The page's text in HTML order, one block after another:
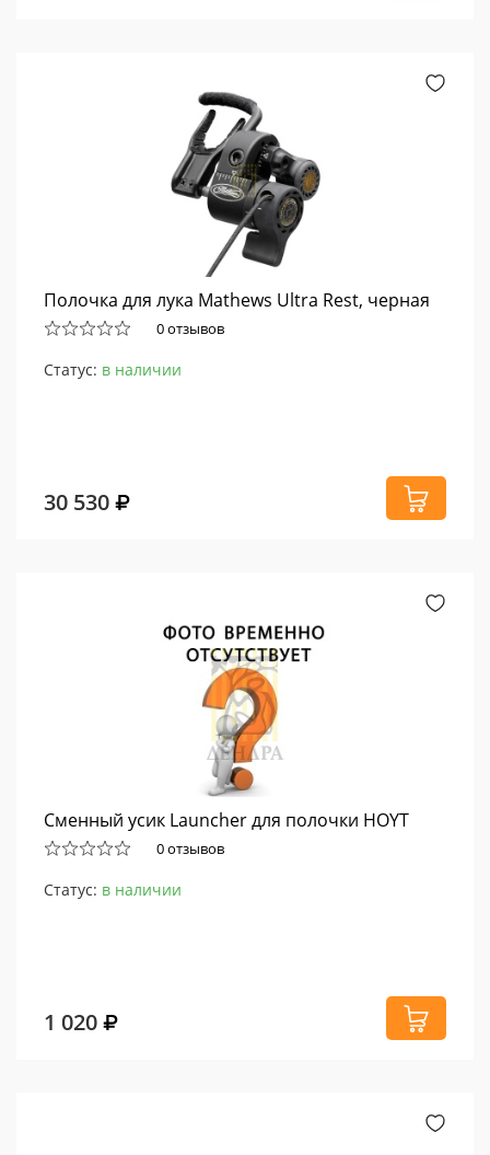
Полочка для лука Mathews Ultra Rest, черная
0 отзывов
Статус: в наличии
30 530
Сменный усик Launcher для полочки HOYT
0 отзывов
Статус: в наличии
1 020